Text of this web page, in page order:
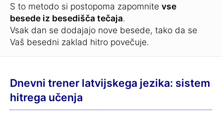
S to metodo si postopoma zapomnite vse
besede iz besedišča tečaja.
Vsak dan se dodajajo nove besede, tako da se
Vaš besedni zaklad hitro povečuje.
Dnevni trener latvijskega jezika: sistem
hitrega učenja